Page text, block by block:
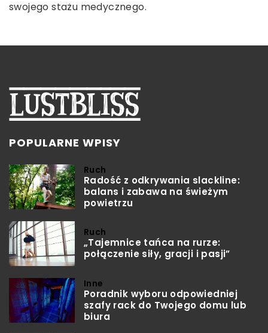
swojego stażu medycznego.
POPULARNE WPISY
Ruch
Radość z odkrywania slackline:
balans i zabawa na świeżym
powietrzu
Ruch
„Tajemnice tańca na rurze:
połączenie siły, gracji i pasji”
Inne
Poradnik wyboru odpowiedniej
szafy rack do Twojego domu lub
biura